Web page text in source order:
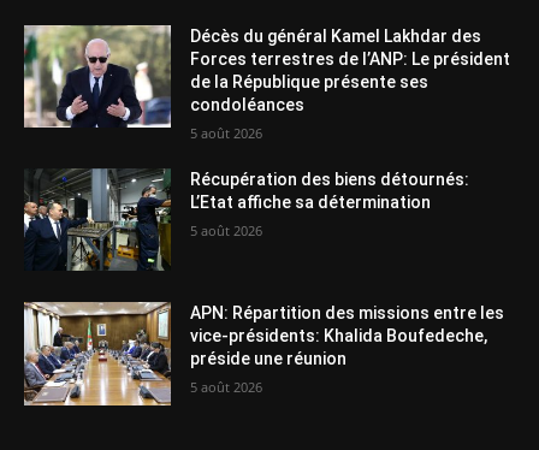
Décès du général Kamel Lakhdar des
Forces terrestres de l’ANP: Le président
de la République présente ses
condoléances
5 août 2026
Récupération des biens détournés:
L’Etat affiche sa détermination
5 août 2026
APN: Répartition des missions entre les
vice-présidents: Khalida Boufedeche,
préside une réunion
5 août 2026